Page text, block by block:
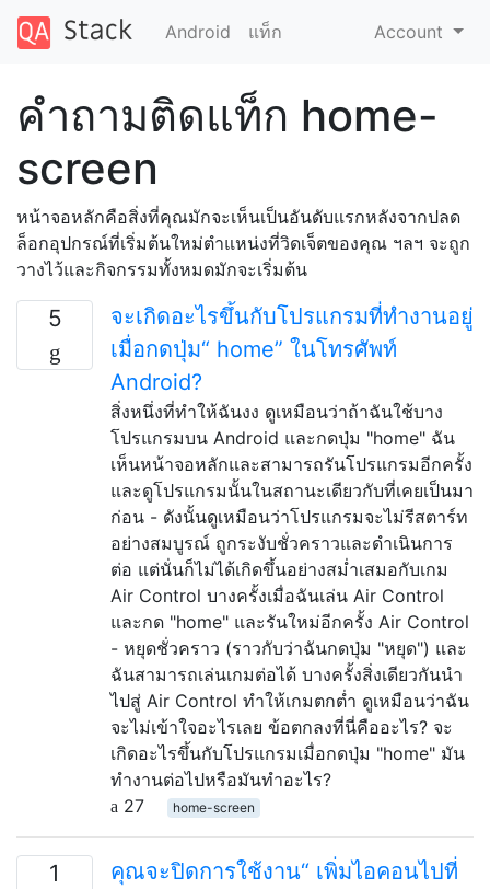
Android แท็ก Account
คำถามติดแท็ก home-
screen
หน้าจอหลักคือสิ่งที่คุณมักจะเห็นเป็นอันดับแรกหลังจากปลด
ล็อกอุปกรณ์ที่เริ่มต้นใหม่ตำแหน่งที่วิดเจ็ตของคุณ ฯลฯ จะถูก
วางไว้และกิจกรรมทั้งหมดมักจะเริ่มต้น
5
จะเกิดอะไรขึ้นกับโปรแกรมที่ทำงานอยู่
เมื่อกดปุ่ม“ home” ในโทรศัพท์
Android?
สิ่งหนึ่งที่ทำให้ฉันงง ดูเหมือนว่าถ้าฉันใช้บาง
โปรแกรมบน Android และกดปุ่ม "home" ฉัน
เห็นหน้าจอหลักและสามารถรันโปรแกรมอีกครั้ง
และดูโปรแกรมนั้นในสถานะเดียวกับที่เคยเป็นมา
ก่อน - ดังนั้นดูเหมือนว่าโปรแกรมจะไม่รีสตาร์ท
อย่างสมบูรณ์ ถูกระงับชั่วคราวและดำเนินการ
ต่อ แต่นั่นก็ไม่ได้เกิดขึ้นอย่างสม่ำเสมอกับเกม
Air Control บางครั้งเมื่อฉันเล่น Air Control
และกด "home" และรันใหม่อีกครั้ง Air Control
- หยุดชั่วคราว (ราวกับว่าฉันกดปุ่ม "หยุด") และ
ฉันสามารถเล่นเกมต่อได้ บางครั้งสิ่งเดียวกันนำ
ไปสู่ ​​Air Control ทำให้เกมตกต่ำ ดูเหมือนว่าฉัน
จะไม่เข้าใจอะไรเลย ข้อตกลงที่นี่คืออะไร? จะ
เกิดอะไรขึ้นกับโปรแกรมเมื่อกดปุ่ม "home" มัน
ทำงานต่อไปหรือมันทำอะไร?
27
home-screen
1
คุณจะปิดการใช้งาน“ เพิ่มไอคอนไปที่